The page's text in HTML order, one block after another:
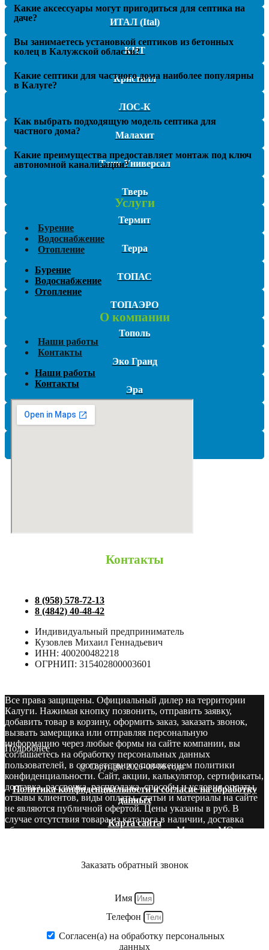
ИТАЛ (Ital)
КИТ
Кристалл
ЛОС-К
Малахит
Танк Универсал
Тверь
Термит
Терра
ТОПАС
ТОПАЭРО
Тополь
Эко Гранд
Эра
Какие аксессуары могут пригодиться для септика на
даче?
Вы занимаетесь установкой септиков из бетонных
колец в Калужской области?
Какие септики для частного дома наиболее популярны
в Калуге?
Как выбрать подходящую модель септика для
частного дома?
Какие преимущества предоставляет монтаж под ключ
автономной канализации?
Услуги
Бурение
Водоснабжение
Отопление
Бурение
Водоснабжение
Отопление
О компании
Наши работы
Контакты
Наши работы
Контакты
Контакты
8 (958) 578-72-13
8 (4842) 40-48-42
Индивидуальный предприниматель
Кузовлев Михаил Геннадьевич
ИНН: 400200482218
ОГРНИП: 315402800003601
Все права защищены. Официальный дилер на территории
Калуги. Нажимая кнопку позвонить, отправить заявку,
добавить товар в корзину, оформить заказ, заказать звонок,
вызвать замерщика или отправляя персональную
информацию через любые формы на сайте компании, вы
соглашаетесь на обработку персональных данных
пользователей, в соответствии с положением политики
конфиденциальности. Сайт, акции, калькулятор, сертификаты,
доставка, рассрочка, распродажа, способы и условия оплаты,
отзывы клиентов, виды оплаты, статьи и материалы на сайте
не являются публичной офертой. Цены указаны в руб. В
случае отсутствия товара из каталога в наличии, доставка
оборудования производится со складов в Москве и МО.
Подробнее
@ Copyright 2026-08-06 года
Политика конфиденциальности и согласие на обработку
данных
Карта сайта
Заказать обратный звонок
Имя
Телефон
Согласен(а) на обработку персональных
данных